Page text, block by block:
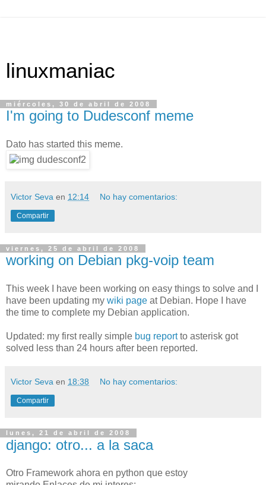
linuxmaniac
miércoles, 30 de abril de 2008
I'm going to Dudesconf meme
Dato has started this meme.
Victor Seva en 12:14 No hay comentarios:
Compartir
viernes, 25 de abril de 2008
working on Debian pkg-voip team
This week I have been working on easy things to solve and I
have been updating my wiki page at Debian. Hope I have
the time to complete my Debian application.
Updated: my first really simple bug reportto asterisk got
solved less than 24 hours after been reported.
Victor Seva en 18:38 No hay comentarios:
Compartir
lunes, 21 de abril de 2008
django: otro... a la saca
Otro Framework ahora en python que estoy